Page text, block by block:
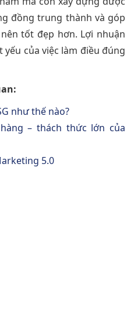
đồng trung thành và góp
tốt đẹp hơn. Lợi nhuận
của việc làm điều đúng
như thế nào?
– thách thức lớn của
5.0